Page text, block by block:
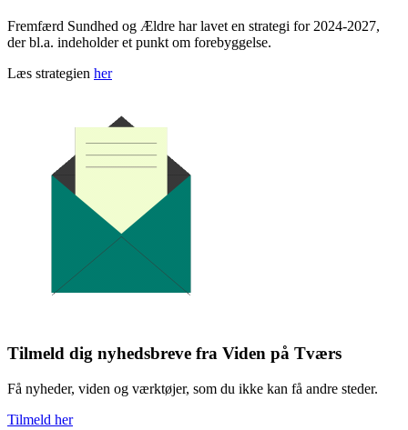
Fremfærd Sundhed og Ældre har lavet en strategi for 2024-2027,
der bl.a. indeholder et punkt om forebyggelse.
Læs strategien her
Tilmeld dig nyhedsbreve fra Viden på Tværs
Få nyheder, viden og værktøjer, som du ikke kan få andre steder.
Tilmeld her